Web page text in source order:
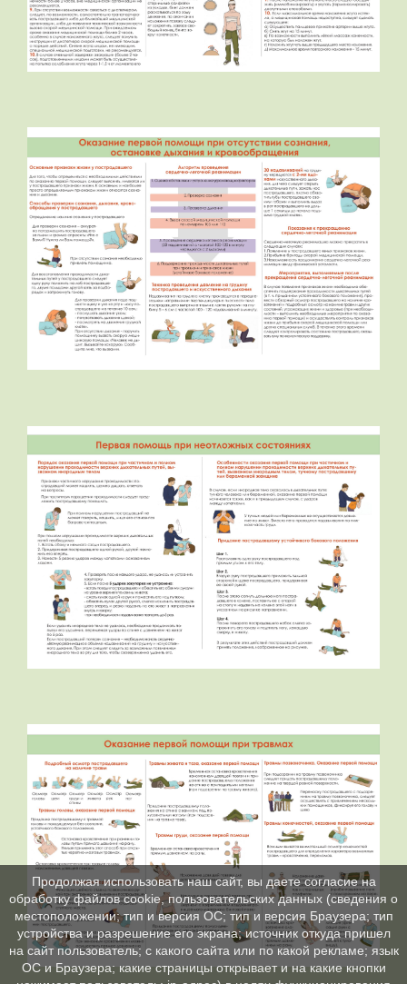
Продолжая использовать наш сайт, вы даете согласие на
обработку файлов cookie, пользовательских данных (сведения о
местоположении; тип и версия ОС; тип и версия Браузера; тип
устройства и разрешение его экрана; источник откуда пришел
на сайт пользователь; с какого сайта или по какой рекламе; язык
ОС и Браузера; какие страницы открывает и на какие кнопки